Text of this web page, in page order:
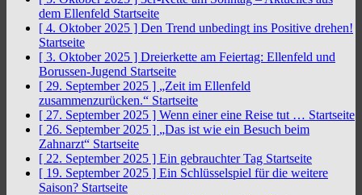
dem Ellenfeld Startseite
[ 4. Oktober 2025 ] Den Trend unbedingt ins Positive drehen!
Startseite
[ 3. Oktober 2025 ] Dreierkette am Feiertag: Ellenfeld und
Borussen-Jugend Startseite
[ 29. September 2025 ] „Zeit im Ellenfeld
zusammenzurücken.“ Startseite
[ 27. September 2025 ] Wenn einer eine Reise tut … Startseite
[ 26. September 2025 ] „Das ist wie ein Besuch beim
Zahnarzt“ Startseite
[ 22. September 2025 ] Ein gebrauchter Tag Startseite
[ 19. September 2025 ] Ein Schlüsselspiel für die weitere
Saison? Startseite